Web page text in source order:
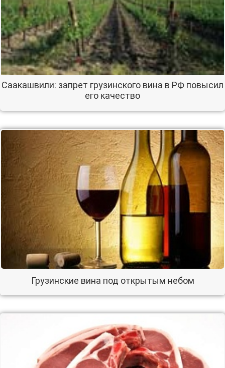
Саакашвили: запрет грузинского вина в РФ повысил
его качество
Грузинские вина под открытым небом